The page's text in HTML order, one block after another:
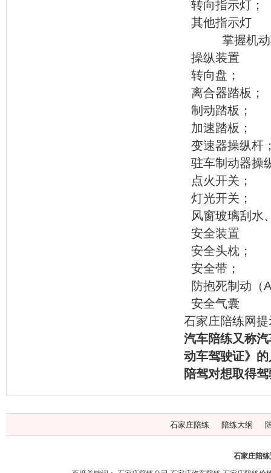
转向指示灯；
其他指示灯
掌握机
操纵装置
转向盘；
离合器踏板；
制动踏板；
加速踏板；
变速器操纵杆
驻车制动器操
点火开关；
灯光开关；
风窗玻璃刮水
安全装置
安全头枕；
安全带；
防抱死制动（
安全气囊
石家庄陪练网
汽车陪练又称
动车驾驶证》
陪驾对想取得
石家庄陪练 陪练大纲
石家庄陪